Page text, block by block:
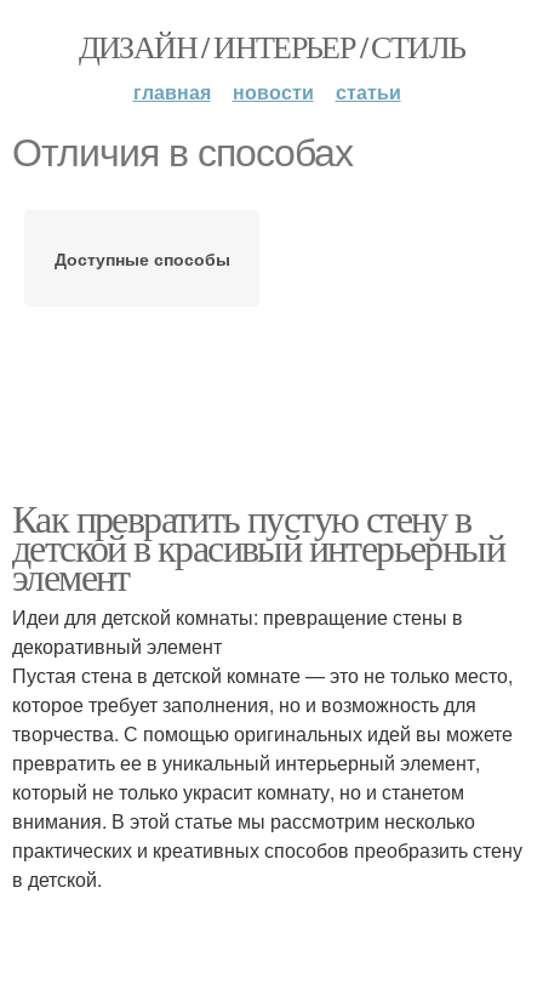
ДИЗАЙН / ИНТЕРЬЕР / СТИЛЬ
главная новости статьи
Отличия в способах
Доступные способы
Как превратить пустую стену в
детской в красивый интерьерный
элемент
Идеи для детской комнаты: превращение стены в
декоративный элемент
Пустая стена в детской комнате — это не только место,
которое требует заполнения, но и возможность для
творчества. С помощью оригинальных идей вы можете
превратить ее в уникальный интерьерный элемент,
который не только украсит комнату, но и станетом
внимания. В этой статье мы рассмотрим несколько
практических и креативных способов преобразить стену
в детской.